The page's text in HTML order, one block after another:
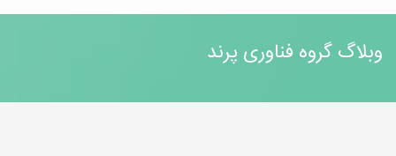
وبلاگ گروه فناوری پرند